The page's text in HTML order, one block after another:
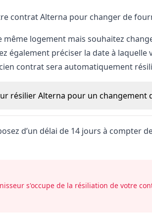
contrat Alterna pour changer de
même logement mais souhaitez
également préciser la date à
contrat sera automatiquement
résilier Alterna pour un changement
d’un délai de 14 jours à compter
s'occupe de la résiliation de votre